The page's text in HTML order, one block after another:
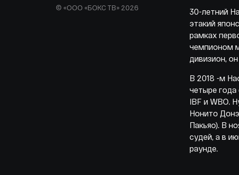
© «ООО «БОКС ТВ» 2026
30-летний
этакий
рамках
чемпионом
дивизион,
В 2018 -м
четыре
IBF и WBO.
Нонито
Пакьяо). В
судей, а в
раунде.